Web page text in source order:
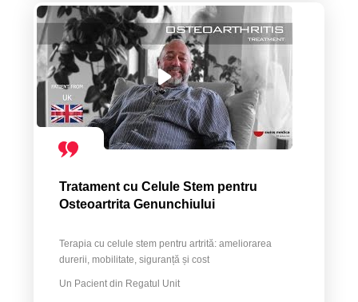
Tratament cu Celule Stem pentru
Osteoartrita Genunchiului
Terapia cu celule stem pentru artrită: ameliorarea
durerii, mobilitate, siguranță și cost
Un Pacient din Regatul Unit